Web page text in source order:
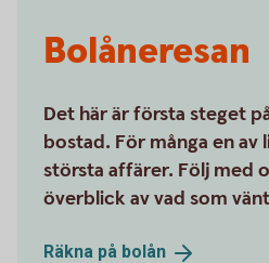
Bolåneresan
Det här är första steget
bostad. För många en
största affärer. Följ med
överblick av vad som
Räkna på bolån